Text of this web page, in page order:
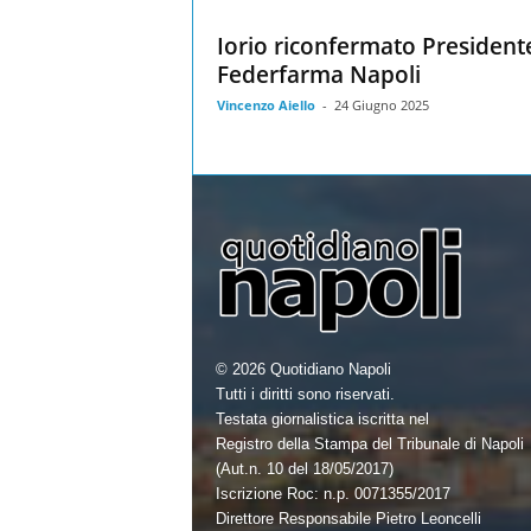
Iorio riconfermato
Federfarma Napoli
Vincenzo Aiello - 24 Giugno 2025
© 2026 Quotidiano Napoli
Tutti i diritti sono riservati.
Testata giornalistica iscritta nel
Registro della Stampa del Tribunale di Napoli
(Aut.n. 10 del 18/05/2017)
Iscrizione Roc: n.p. 0071355/2017
Direttore Responsabile Pietro Leoncelli